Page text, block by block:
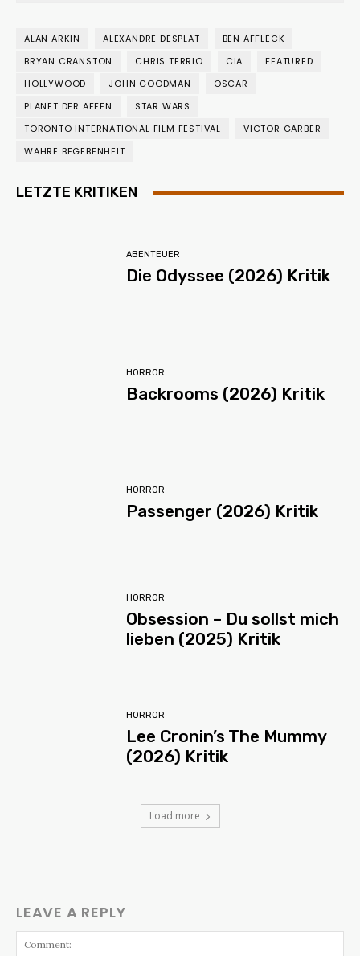
ALAN ARKIN ALEXANDRE DESPLAT
BEN AFFLECK
BRYAN CRANSTON
CHRIS TERRIO CIA
FEATURED
HOLLYWOOD
JOHN GOODMAN
OSCAR
PLANET DER AFFEN
STAR WARS
TORONTO INTERNATIONAL FILM FESTIVAL
VICTOR GARBER
WAHRE BEGEBENHEIT
LETZTE KRITIKEN
ABENTEUER
Die Odyssee (2026) Kritik
HORROR
Backrooms (2026) Kritik
HORROR
Passenger (2026) Kritik
HORROR
Obsession – Du sollst mich
lieben (2025) Kritik
HORROR
Lee Cronin’s The Mummy
(2026) Kritik
Load more
LEAVE A REPLY